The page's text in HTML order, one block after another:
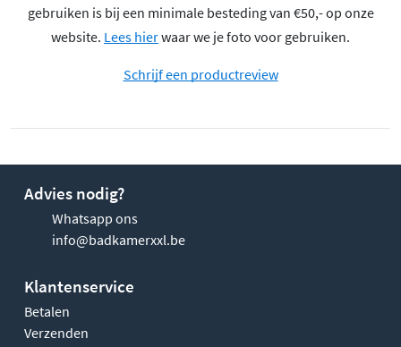
gebruiken is bij een minimale besteding van €50,- op onze
website. Lees hierwaar we je foto voor gebruiken.
Schrijf een productreview
Advies nodig?
Whatsapp ons
info@badkamerxxl.be
Klantenservice
Betalen
Verzenden